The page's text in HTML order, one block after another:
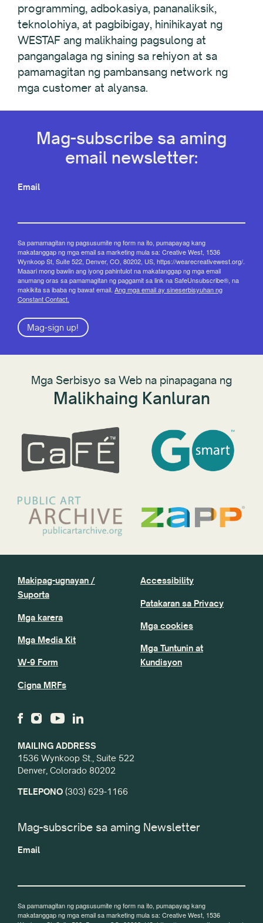
programming, adbokasiya, pananaliksik,
teknolohiya, at pagbibigay, hinihikayat ng
WESTAF ang malikhaing pagsulong at
pangangalaga ng sining sa rehiyon at sa
pamamagitan ng pambansang network ng
mga customer at alyansa.
Mag-subscribe sa aming
email newsletter:
Email
Sa pamamagitan ng pagsusumite ng form na ito, pumapayag kang
makatanggap ng mga email sa marketing mula sa: Creative West, 1536
Wynkoop St, Suite 522, Denver, CO, 80202, US, https://wearecreativewest.org/.
Maaari mong bawiin ang iyong pahintulot na makatanggap ng mga email
anumang oras sa pamamagitan ng paggamit sa link na SafeUnsubscribe®, na
makikita sa ibaba ng bawat email. Ang mga email ay sineserbisyuhan ng
Constant Contact.
Mag-sign up!
Mga Serbisyo sa Web na pinapagana ng
Malikhaing Kanluran
MAILING ADDRESS
1536 Wynkoop St., Suite 522
Denver, Colorado 80202
TELEPONO (303) 629-1166
Makipag-ugnayan /
Suporta
Mga karera
Mga Media Kit
W-9 Form
Cigna MRFs
Accessibility
Patakaran sa Privacy
Mga cookies
Mga Tuntunin at
Kundisyon
Mag-subscribe sa aming Newsletter
Email
Sa pamamagitan ng pagsusumite ng form na ito, pumapayag kang
makatanggap ng mga email sa marketing mula sa: Creative West, 1536